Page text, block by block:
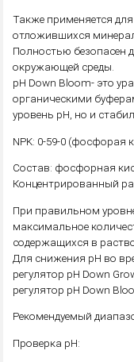
Также применяется
отложившихся
Полностью безопасен
окружающей среды.
pH Down Bloom- это
органическими
уровень pH, но и
NPK: 0-59-0 (фосфорая
Состав: фосфорная
Концентрированный
При правильном
максимальное
содержащихся в
Для снижения pH во
регулятор pH Down
регулятор pH Down
Рекомендуемый
Проверка pH: